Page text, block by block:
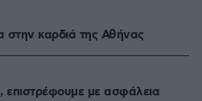
στην καρδιά της Αθήνας
με ασφάλεια